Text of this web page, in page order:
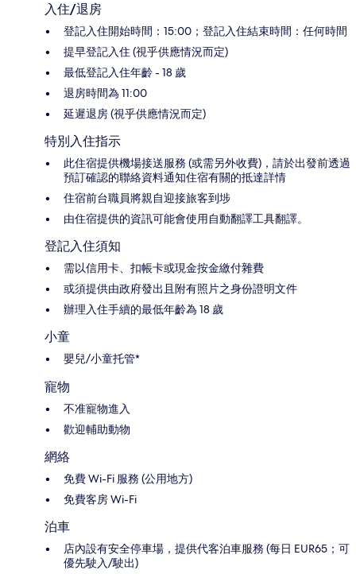
入住/退房
登記入住開始時間：15:00；登記入住結束時間：任何時間
提早登記入住 (視乎供應情況而定)
最低登記入住年齡 - 18 歲
退房時間為 11:00
延遲退房 (視乎供應情況而定)
特別入住指示
此住宿提供機場接送服務 (或需另外收費)，請於出發前透過
預訂確認的聯絡資料通知住宿有關的抵達詳情
住宿前台職員將親自迎接旅客到埗
由住宿提供的資訊可能會使用自動翻譯工具翻譯。
登記入住須知
需以信用卡、扣帳卡或現金按金繳付雜費
或須提供由政府發出且附有照片之身份證明文件
辦理入住手續的最低年齡為 18 歲
小童
嬰兒/小童托管*
寵物
不准寵物進入
歡迎輔助動物
網絡
免費 Wi-Fi 服務 (公用地方)
免費客房 Wi-Fi
泊車
店內設有安全停車場，提供代客泊車服務 (每日 EUR65；可
優先駛入/駛出)